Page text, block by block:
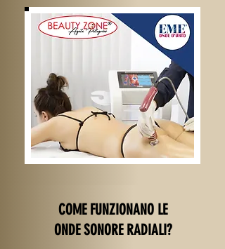
COME FUNZIONANO LE
ONDE SONORE RADIALI?